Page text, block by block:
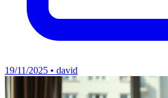
19/11/2025 • david